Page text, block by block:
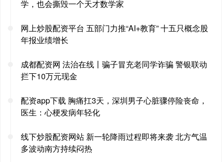
学，也会撕毁一个天才数学家
网上炒股配资平台 五部门力推“AI+教育” 十五只概念股
年报业绩增长
成都配资网 法治在线丨骗子冒充老同学诈骗 警银联动
拦下10万元现金
配资app下载 胸痛扛3天，深圳男子心脏骤停险丧命，
医生：心梗发病年轻化
线下炒股配资网站 新一轮降雨过程即将来袭 北方气温
多波动南方持续闷热